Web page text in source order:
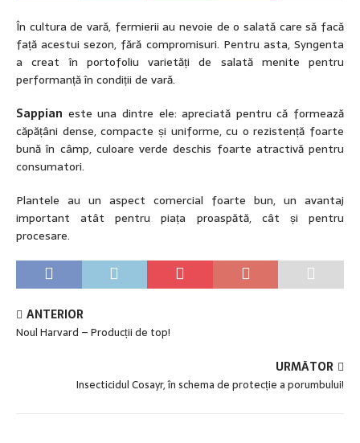
În cultura de vară, fermierii au nevoie de o salată care să facă
față acestui sezon, fără compromisuri. Pentru asta, Syngenta
a creat în portofoliu varietăți de salată menite pentru
performanță în condiții de vară.
Sappian este una dintre ele: apreciată pentru că formează
căpățâni dense, compacte și uniforme, cu o rezistență foarte
bună în câmp, culoare verde deschis foarte atractivă pentru
consumatori.
Plantele au un aspect comercial foarte bun, un avantaj
important atât pentru piața proaspătă, cât și pentru
procesare.
ANTERIOR
Noul Harvard – Producții de top!
URMĂTOR
Insecticidul Cosayr, în schema de protecție a porumbului!